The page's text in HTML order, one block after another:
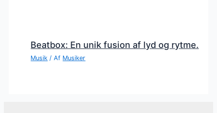
Beatbox: En unik fusion af lyd og rytme.
Musik / Af Musiker